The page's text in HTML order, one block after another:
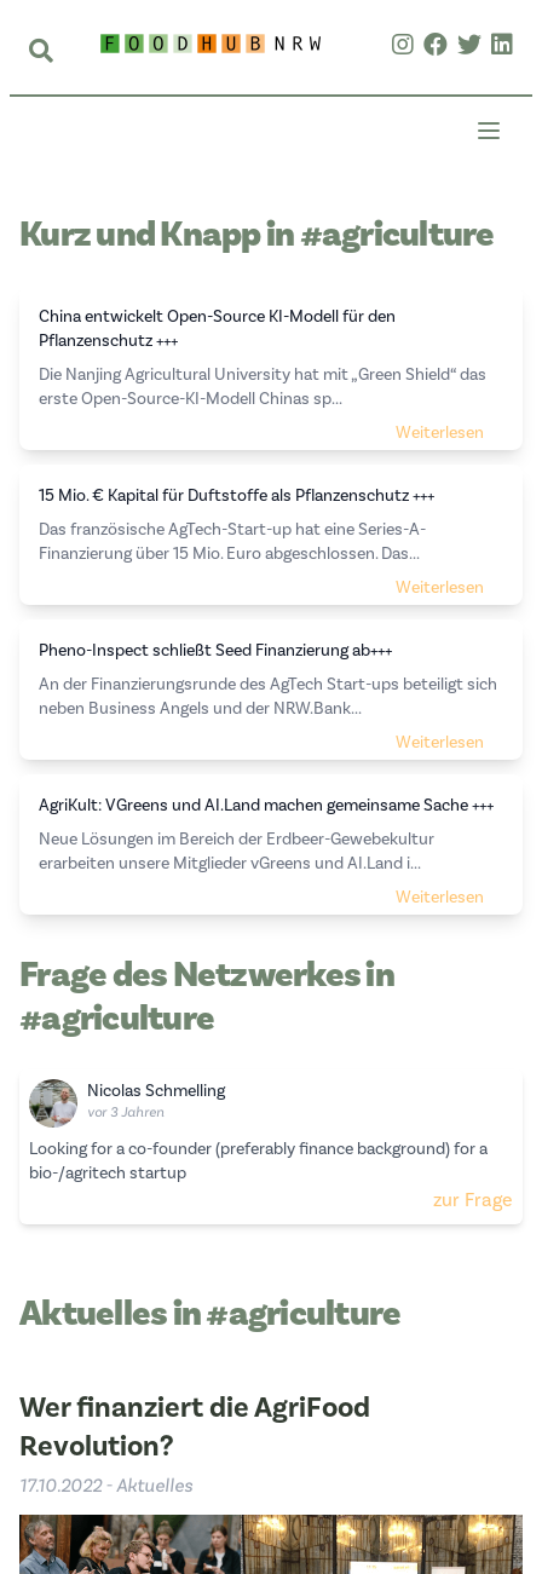
Kurz und Knapp in #agriculture
China entwickelt Open-Source KI-Modell für den
Pflanzenschutz +++
Die Nanjing Agricultural University hat mit „Green Shield“ das
erste Open-Source-KI-Modell Chinas sp...
Weiterlesen
15 Mio. € Kapital für Duftstoffe als Pflanzenschutz +++
Das französische AgTech-Start-up hat eine Series-A-
Finanzierung über 15 Mio. Euro abgeschlossen. Das...
Weiterlesen
Pheno-Inspect schließt Seed Finanzierung ab+++
An der Finanzierungsrunde des AgTech Start-ups beteiligt sich
neben Business Angels und der NRW.Bank...
Weiterlesen
AgriKult: VGreens und AI.Land machen gemeinsame Sache +++
Neue Lösungen im Bereich der Erdbeer-Gewebekultur
erarbeiten unsere Mitglieder vGreens und AI.Land i...
Weiterlesen
Frage des Netzwerkes in
#agriculture
Nicolas Schmelling
vor 3 Jahren
Looking for a co-founder (preferably finance background) for a
bio-/agritech startup
zur Frage
Aktuelles in #agriculture
Wer finanziert die AgriFood
Revolution?
17.10.2022 - Aktuelles